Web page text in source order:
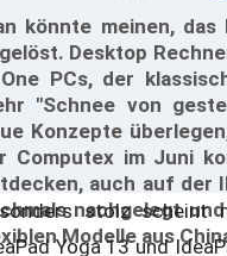
könnte meinen, das
Desktop
PCs, der
"Schnee von
Konzepte
Computex im Juni
auch auf der
nachgelegt
Modelle aus
stolz scheint
Yoga 13 und